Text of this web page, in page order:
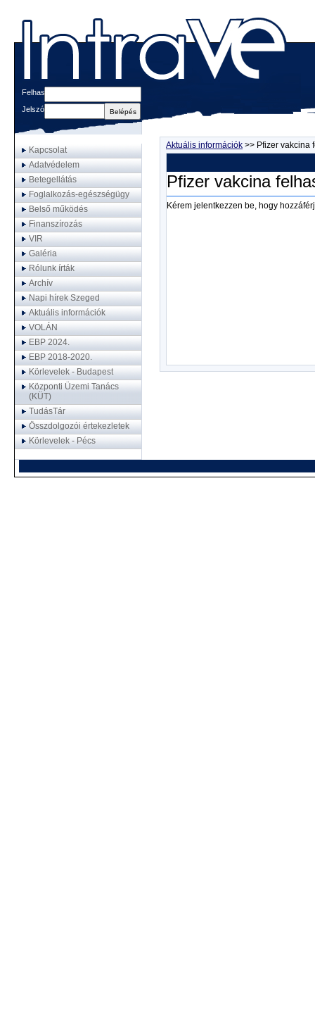
Felhasználónév
Jelszó
Kapcsolat
Adatvédelem
Betegellátás
Foglalkozás-egészségügy
Belső működés
Finanszírozás
VIR
Galéria
Rólunk írták
Archív
Napi hírek Szeged
Aktuális információk
VOLÁN
EBP 2024.
EBP 2018-2020.
Körlevelek - Budapest
Központi Üzemi Tanács
(KÜT)
TudásTár
Összdolgozói értekezletek
Körlevelek - Pécs
Aktuális információk >> Pfizer vakcina
Pfizer vakcina
Kérem jelentkezzen be, hogy